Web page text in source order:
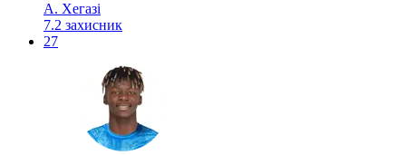
А. Хегазі
7.2 захисник
27